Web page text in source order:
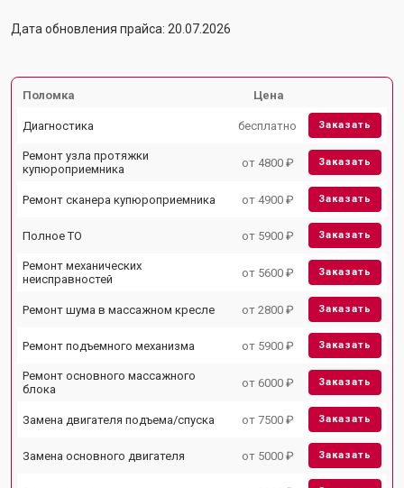
Дата обновления прайса: 20.07.2026
Поломка Цена
Диагностика бесплатно Заказать
Ремонт узла протяжки
купюроприемника
от 4800 ₽ Заказать
Ремонт сканера купюроприемника от 4900 ₽ Заказать
Полное ТО от 5900 ₽ Заказать
Ремонт механических
неисправностей
от 5600 ₽ Заказать
Ремонт шума в массажном кресле от 2800 ₽ Заказать
Ремонт подъемного механизма от 5900 ₽ Заказать
Ремонт основного массажного
блока
от 6000 ₽ Заказать
Замена двигателя подъема/спуска от 7500 ₽ Заказать
Замена основного двигателя от 5000 ₽ Заказать